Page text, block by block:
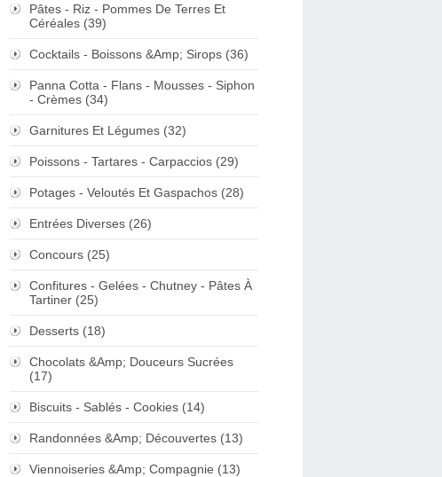
Pâtes - Riz - Pommes De Terres Et
Céréales (39)
Cocktails - Boissons &Amp; Sirops (36)
Panna Cotta - Flans - Mousses - Siphon
- Crèmes (34)
Garnitures Et Légumes (32)
Poissons - Tartares - Carpaccios (29)
Potages - Veloutés Et Gaspachos (28)
Entrées Diverses (26)
Concours (25)
Confitures - Gelées - Chutney - Pâtes À
Tartiner (25)
Desserts (18)
Chocolats &Amp; Douceurs Sucrées
(17)
Biscuits - Sablés - Cookies (14)
Randonnées &Amp; Découvertes (13)
Viennoiseries &Amp; Compagnie (13)